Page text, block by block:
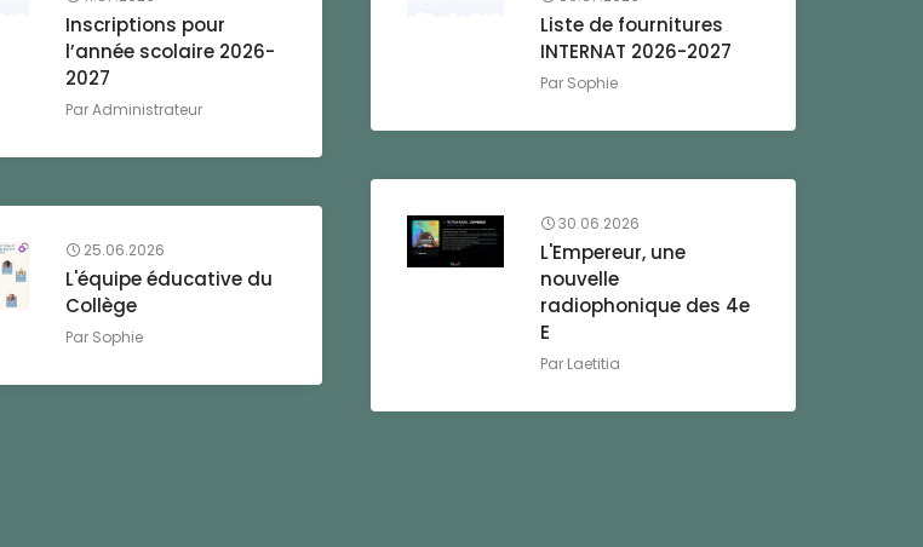
Inscriptions pour
l’année scolaire 2026-
2027
ParAdministrateur
Liste de fournitures
INTERNAT 2026-2027
Par Sophie
30.06.2026
L'Empereur, une
nouvelle
radiophonique des 4e
E
Par Laetitia
25.06.2026
L'équipe éducative du
Collège
Par Sophie